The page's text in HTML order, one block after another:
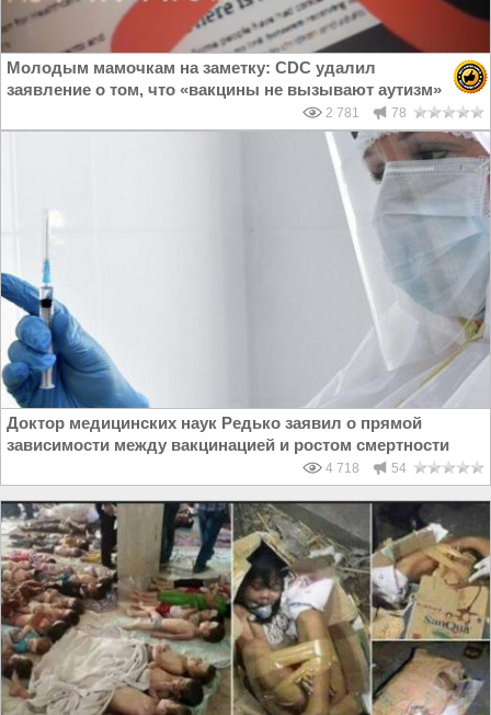
Молодым мамочкам на заметку: CDC удалил
заявление о том, что «вакцины не вызывают аутизм»
2 781 78
Доктор медицинских наук Редько заявил о прямой
зависимости между вакцинацией и ростом смертности
4 718 54